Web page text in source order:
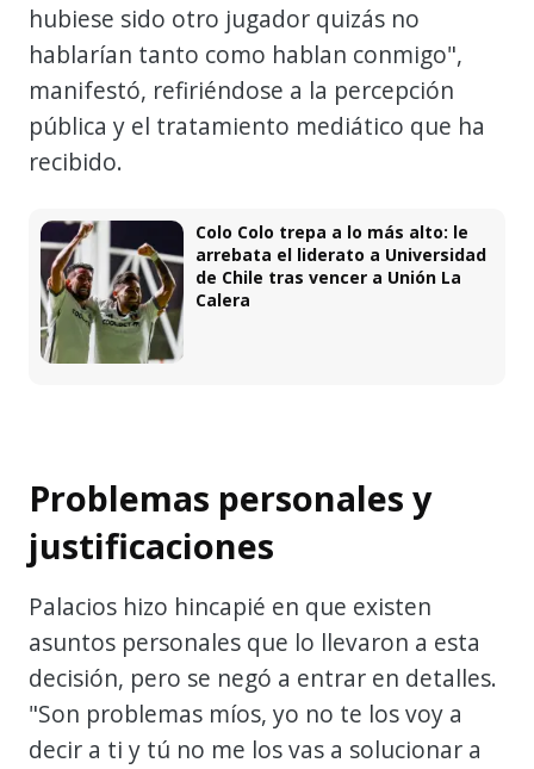
hubiese sido otro jugador quizás no
hablarían tanto como hablan conmigo",
manifestó, refiriéndose a la percepción
pública y el tratamiento mediático que ha
recibido.
Colo Colo trepa a lo más alto: le
arrebata el liderato a Universidad
de Chile tras vencer a Unión La
Calera
Problemas personales y
justificaciones
Palacios hizo hincapié en que existen
asuntos personales que lo llevaron a esta
decisión, pero se negó a entrar en detalles.
"Son problemas míos, yo no te los voy a
decir a ti y tú no me los vas a solucionar a